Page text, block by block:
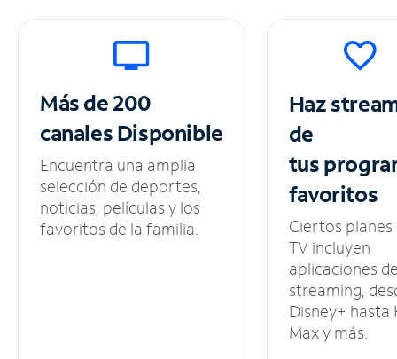
Más de 200
canalesDisponible
Encuentra una amplia
selección de deportes,
noticias, películas y los
favoritos de la familia.
Haz
de
tus
favoritos
Ciertos planes
TV incluyen
aplicaciones
streaming,
Disney+ hasta
Max y más.